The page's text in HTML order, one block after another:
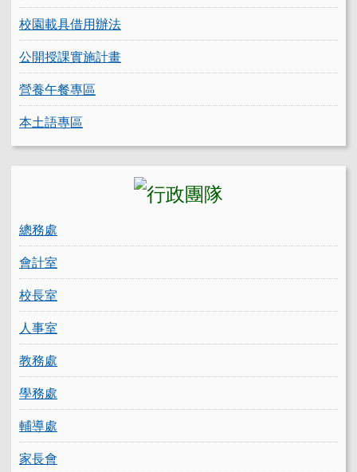
校園載具借用辦法
公開授課實施計畫
營養午餐專區
本土語專區
總務處
會計室
校長室
人事室
教務處
學務處
輔導處
家長會